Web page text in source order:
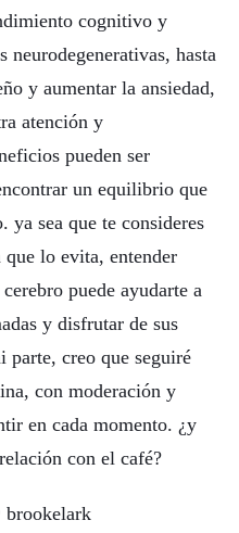
cognitivo y
neurodegenerativas, hasta
y aumentar la ansiedad,
atención y
pueden ser
un equilibrio que
ya sea que te consideres
lo evita, entender
puede ayudarte a
y disfrutar de sus
creo que seguiré
con moderación y
en cada momento. ¿y
con el café?
brookelark